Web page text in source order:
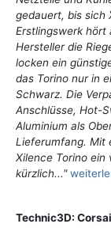
gedauert, bis sich
Erstlingswerk hört
Hersteller die
locken ein
das Torino nur in
Schwarz. Die
Anschlüsse, Hot-
Aluminium als
Lieferumfang. Mit
Xilence Torino
kürzlich..."
Technic3D: